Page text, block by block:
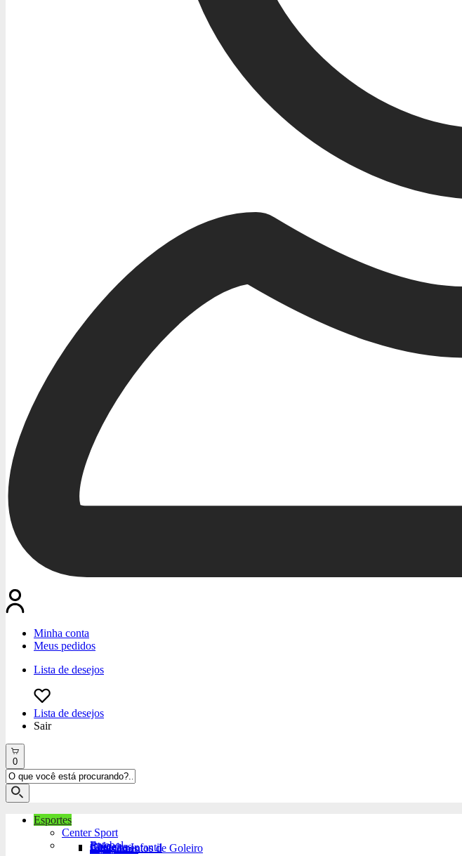
Minha conta
Meus pedidos
Lista de desejos
Lista de desejos
Sair
0
Esportes
Center Sport
Futebol
Bola
Chuteiras
Chuteira Infantil
Equipamentos de Goleiro
Acessórios